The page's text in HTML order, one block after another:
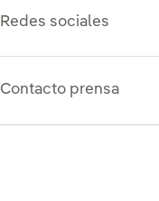
Redes sociales
Contacto prensa